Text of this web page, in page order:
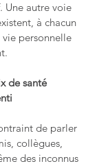
Une autre voie
à chacun
vie personnelle
de santé
de parler
collègues,
des inconnus